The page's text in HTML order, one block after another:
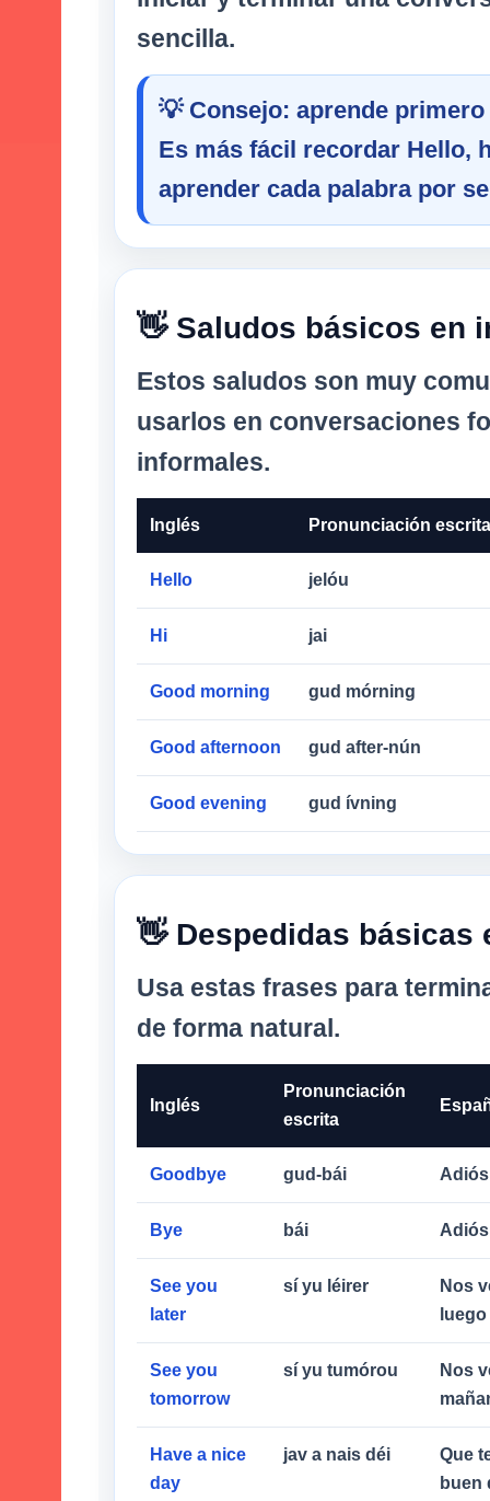
sencilla.
💡 Consejo: aprende
Es más fácil recordar Hello,
aprender cada palabra por
👋 Saludos básicos en
Estos saludos son muy
usarlos en conversaciones
informales.
Inglés Pronunciación escrita
Hello jelóu
Hi jai
Good morning gud mórning
Good afternoon gud after-nún
Good evening gud ívning
👋 Despedidas básicas
Usa estas frases para
de forma natural.
Inglés
Pronunciación
escrita
Goodbye gud-bái Adiós
Bye bái Adiós
See you
later
sí yu léirer
Nos
luego
See you
tomorrow
sí yu tumórou
Nos
Have a nice
day
jav a nais déi
Que
buen